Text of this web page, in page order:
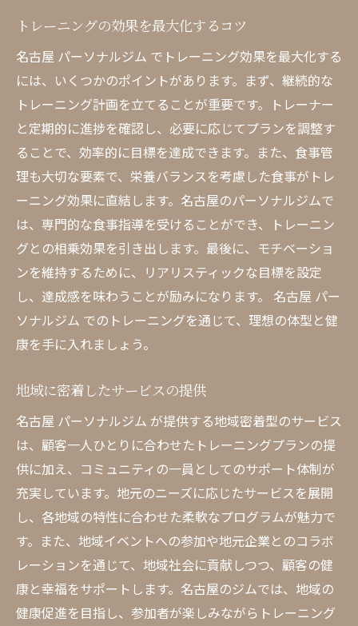
トレーニングの効果を最大化するコツ
名古屋 パーソナルジム でトレーニング効果を最大化する
には、いくつかのポイントがあります。まず、継続的な
トレーニング計画を立てることが重要です。トレーナー
と定期的に進捗を確認し、必要に応じてプランを調整す
ることで、効率的に目標を達成できます。また、食事管
理も大切な要素で、栄養バランスを考慮した食事がトレ
ーニング効果に直結します。名古屋のパーソナルジムで
は、専門的な食事指導を受けることができ、トレーニン
グとの相乗効果を引き出します。最後に、モチベーショ
ンを維持するために、リアリスティックな目標を設定
し、達成感を味わうことが励みになります。 名古屋 パー
ソナルジム でのトレーニングを通じて、理想の体型と健
康を手に入れましょう。
地域に密着したサービスの提供
名古屋 パーソナルジム が提供する地域密着型のサービス
は、顧客一人ひとりに合わせたトレーニングプランの提
供に加え、コミュニティの一員としてのサポート体制が
充実しています。地元のニーズに応じたサービスを展開
し、各地域の特性に合わせた柔軟なプログラムが魅力で
す。また、地域イベントへの参加や地元企業とのコラボ
レーションを通じて、地域社会に貢献しつつ、顧客の健
康と幸福をサポートします。名古屋のジムでは、地域の
健康促進を目指し、参加者が楽しみながらトレーニング